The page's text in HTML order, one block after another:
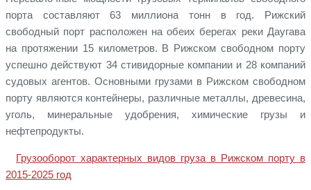
порта составляют 63 миллиона тонн в год. Рижский
свободный порт расположен на обеих берегах реки Даугава
на протяжении 15 километров. В Рижском свободном порту
успешно действуют 34 стивидорные компании и 28 компаний
судовых агентов. Основными грузами в Рижском свободном
порту являются контейнеры, различные металлы, древесина,
уголь, минеральные удобрения, химические грузы и
нефтепродукты.
Грузооборот характерных видов груза в Рижском порту в
2015-2025 год